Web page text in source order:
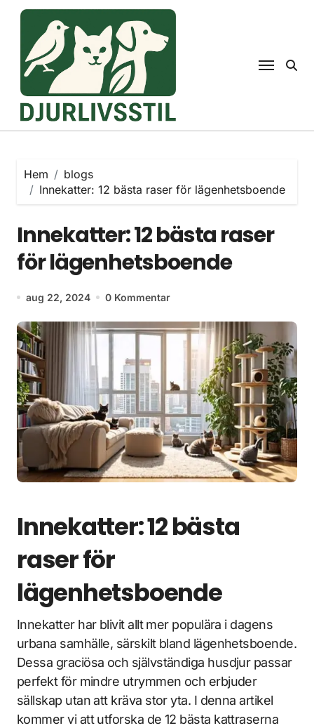
Hoppa
innehåll
Hem
blogs
Innekatter: 12 bästa raser för lägenhetsboende
Innekatter: 12 bästa raser
för lägenhetsboende
aug 22, 2024 0 Kommentar
Innekatter: 12 bästa
raser för
lägenhetsboende
Innekatter har blivit allt mer populära i dagens
urbana samhälle, särskilt bland lägenhetsboende.
Dessa graciösa och självständiga husdjur passar
perfekt för mindre utrymmen och erbjuder
sällskap utan att kräva stor yta. I denna artikel
kommer vi att utforska de 12 bästa kattraserna